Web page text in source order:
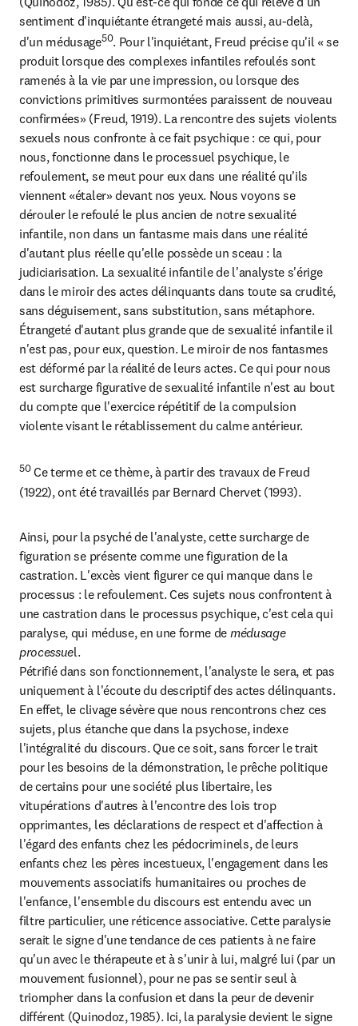
sentiment d'inquiétante étrangeté mais aussi, au-delà,
d'un médusage50. Pour l'inquiétant, Freud précise qu'il « se
produit lorsque des complexes infantiles refoulés sont
ramenés à la vie par une impression, ou lorsque des
convictions primitives surmontées paraissent de nouveau
confirmées» (Freud, 1919). La rencontre des sujets violents
sexuels nous confronte à ce fait psychique : ce qui, pour
nous, fonctionne dans le processuel psychique, le
refoulement, se meut pour eux dans une réalité qu'ils
viennent «étaler» devant nos yeux. Nous voyons se
dérouler le refoulé le plus ancien de notre sexualité
infantile, non dans un fantasme mais dans une réalité
d'autant plus réelle qu'elle possède un sceau : la
judiciarisation. La sexualité infantile de l'analyste s'érige
dans le miroir des actes délinquants dans toute sa crudité,
sans déguisement, sans substitution, sans métaphore.
Étrangeté d'autant plus grande que de sexualité infantile il
n'est pas, pour eux, question. Le miroir de nos fantasmes
est déformé par la réalité de leurs actes. Ce qui pour nous
est surcharge figurative de sexualité infantile n'est au bout
du compte que l'exercice répétitif de la compulsion
violente visant le rétablissement du calme antérieur.
50 Ce terme et ce thème, à partir des travaux de Freud
(1922), ont été travaillés par Bernard Chervet (1993).
Ainsi, pour la psyché de l'analyste, cette surcharge de
figuration se présente comme une figuration de la
castration. L'excès vient figurer ce qui manque dans le
processus : le refoulement. Ces sujets nous confrontent à
une castration dans le processus psychique, c'est cela qui
paralyse, qui méduse, en une forme de médusage
processuel.
Pétrifié dans son fonctionnement, l'analyste le sera, et pas
uniquement à l'écoute du descriptif des actes délinquants.
En effet, le clivage sévère que nous rencontrons chez ces
sujets, plus étanche que dans la psychose, indexe
l'intégralité du discours. Que ce soit, sans forcer le trait
pour les besoins de la démonstration, le prêche politique
de certains pour une société plus libertaire, les
vitupérations d'autres à l'encontre des lois trop
opprimantes, les déclarations de respect et d'affection à
l'égard des enfants chez les pédocriminels, de leurs
enfants chez les pères incestueux, l'engagement dans les
mouvements associatifs humanitaires ou proches de
l'enfance, l'ensemble du discours est entendu avec un
filtre particulier, une réticence associative. Cette paralysie
serait le signe d'une tendance de ces patients à ne faire
qu'un avec le thérapeute et à s'unir à lui, malgré lui (par un
mouvement fusionnel), pour ne pas se sentir seul à
triompher dans la confusion et dans la peur de devenir
différent (Quinodoz, 1985). Ici, la paralysie devient le signe